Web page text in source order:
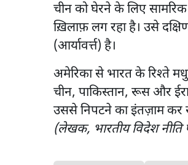
चीन को घेरने के लिए
ख़िलाफ़ लग रहा है। उसे
(आर्यावर्त्त) है।
अमेरिका से भारत के रिश्ते
चीन, पाकिस्तान, रूस और
उससे निपटने का इंतज़ाम कर
(लेखक, भारतीय विदेश नीति